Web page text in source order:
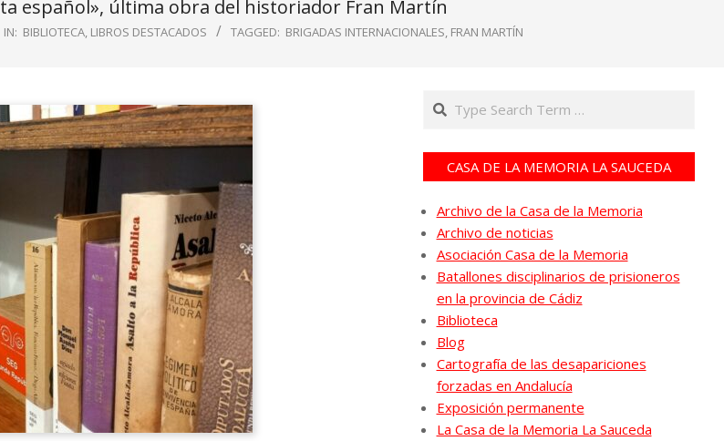
español», última obra del historiador Fran Martín
IN: BIBLIOTECA, LIBROS DESTACADOS TAGGED: BRIGADAS INTERNACIONALES, FRAN MARTÍN
Search
CASA DE LA MEMORIA LA SAUCEDA
Archivo de la Casa de la Memoria
Archivo de noticias
Asociación Casa de la Memoria
Batallones disciplinarios de prisioneros
en la provincia de Cádiz
Biblioteca
Blog
Cartografía de las desapariciones
forzadas en Andalucía
Exposición permanente
La Casa de la Memoria La Sauceda